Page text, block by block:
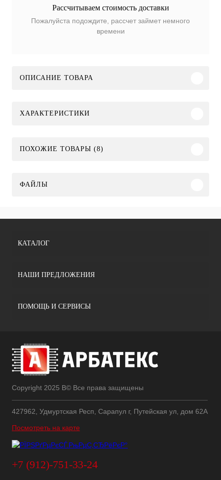
Рассчитываем стоимость доставки
Пожалуйста подождите, рассчет займет немного
времени
ОПИСАНИЕ ТОВАРА
ХАРАКТЕРИСТИКИ
ПОХОЖИЕ ТОВАРЫ (8)
ФАЙЛЫ
КАТАЛОГ
НАШИ ПРЕДЛОЖЕНИЯ
ПОМОЩЬ И СЕРВИСЫ
Copyright 2025 В© Все права защищены
427962, Удмуртская Респ, Сарапул г, Путейская ул, дом 62А
Посмотреть на карте
+7 (912)-751-33-24